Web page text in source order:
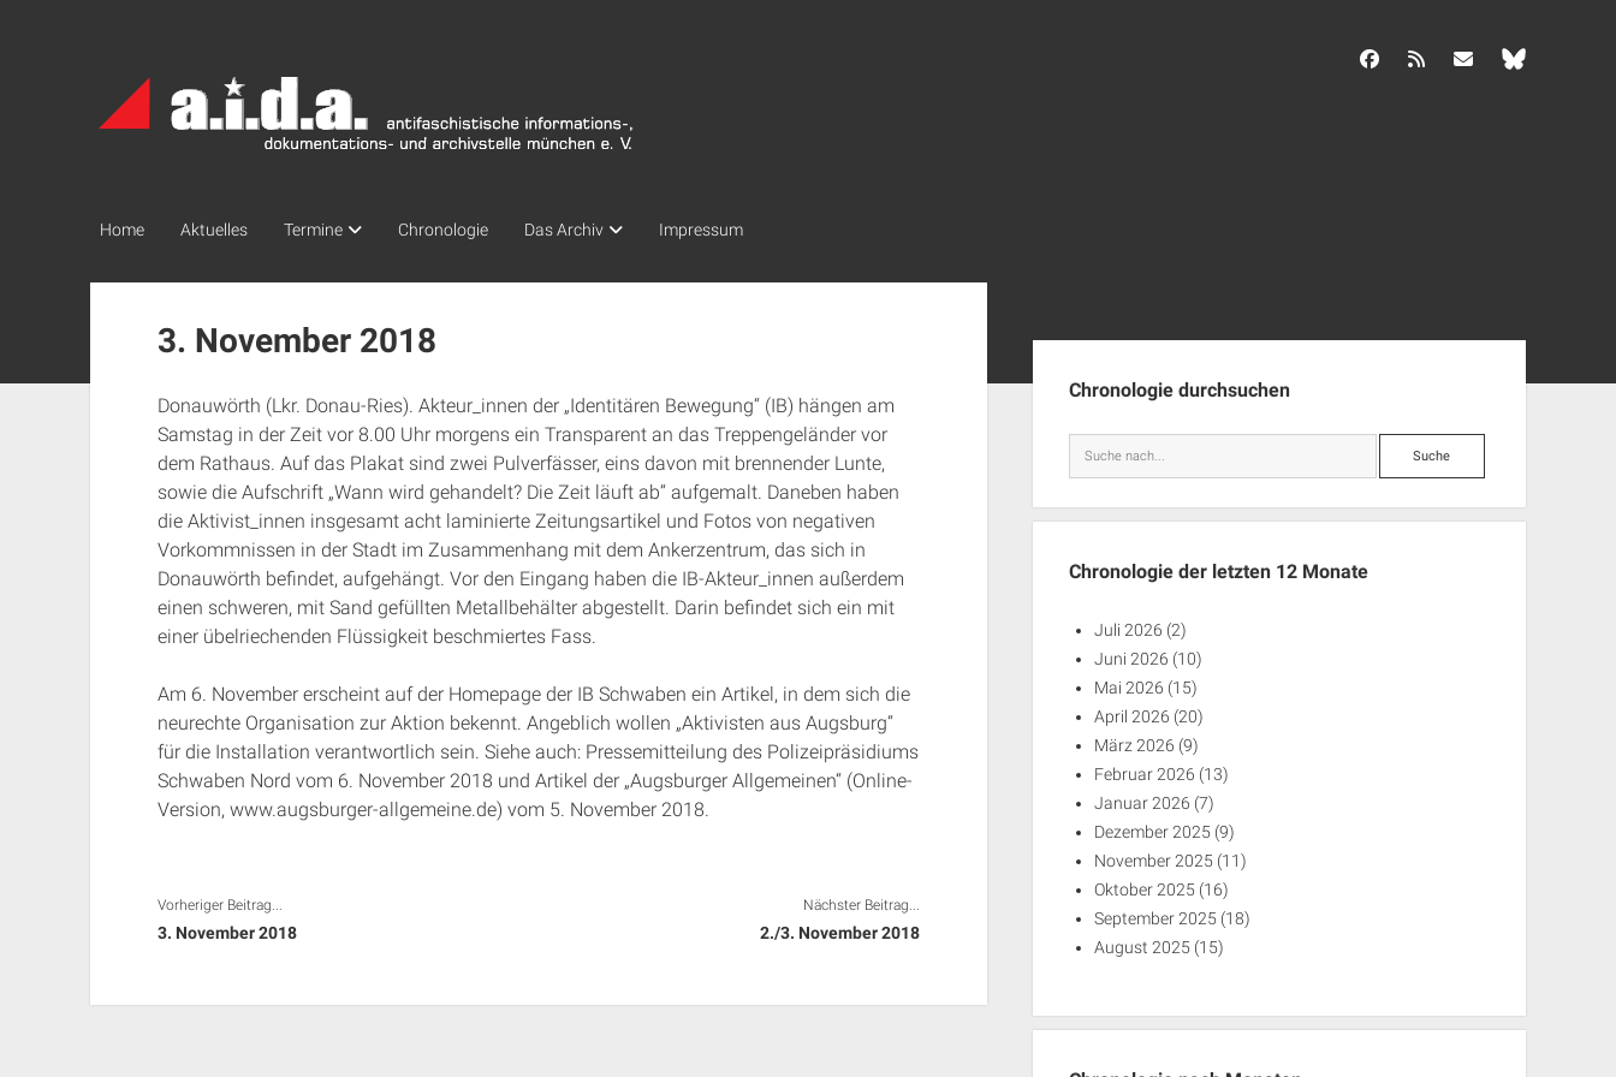
Archiv
München
facebook info@aida-archiv.de
Home Aktuelles Termine Chronologie Das Archiv Impressum
3. November 2018
Donauwörth (Lkr. Donau-Ries). Akteur_innen der „Identitären Bewegung“ (IB) hängen am
Samstag in der Zeit vor 8.00 Uhr morgens ein Transparent an das Treppengeländer vor
dem Rathaus. Auf das Plakat sind zwei Pulverfässer, eins davon mit brennender Lunte,
sowie die Aufschrift „Wann wird gehandelt? Die Zeit läuft ab“ aufgemalt. Daneben haben
die Aktivist_innen insgesamt acht laminierte Zeitungsartikel und Fotos von negativen
Vorkommnissen in der Stadt im Zusammenhang mit dem Ankerzentrum, das sich in
Donauwörth befindet, aufgehängt. Vor den Eingang haben die IB-Akteur_innen außerdem
einen schweren, mit Sand gefüllten Metallbehälter abgestellt. Darin befindet sich ein mit
einer übelriechenden Flüssigkeit beschmiertes Fass.
Am 6. November erscheint auf der Homepage der IB Schwaben ein Artikel, in dem sich die
neurechte Organisation zur Aktion bekennt. Angeblich wollen „Aktivisten aus Augsburg“
für die Installation verantwortlich sein. Siehe auch: Pressemitteilung des Polizeipräsidiums
Schwaben Nord vom 6. November 2018 und Artikel der „Augsburger Allgemeinen“ (Online-
Version, www.augsburger-allgemeine.de) vom 5. November 2018.
Vorheriger Beitrag...
3. November 2018
Nächster Beitrag...
2./3. November 2018
Chronologie durchsuchen
Suche
Chronologie der letzten 12 Monate
Juli 2026 (2)
Juni 2026 (10)
Mai 2026 (15)
April 2026 (20)
März 2026 (9)
Februar 2026 (13)
Januar 2026 (7)
Dezember 2025 (9)
November 2025 (11)
Oktober 2025 (16)
September 2025 (18)
August 2025 (15)